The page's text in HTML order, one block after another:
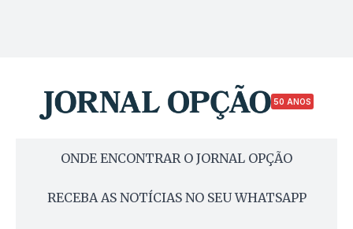
50 ANOS
ONDE ENCONTRAR O JORNAL OPÇÃO
RECEBA AS NOTÍCIAS NO SEU WHATSAPP